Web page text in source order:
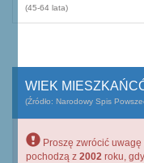
(45-64 lata)
WIEK
(Źródło: Narodowy Spis
Proszę zwrócić
pochodzą z 2002 roku,